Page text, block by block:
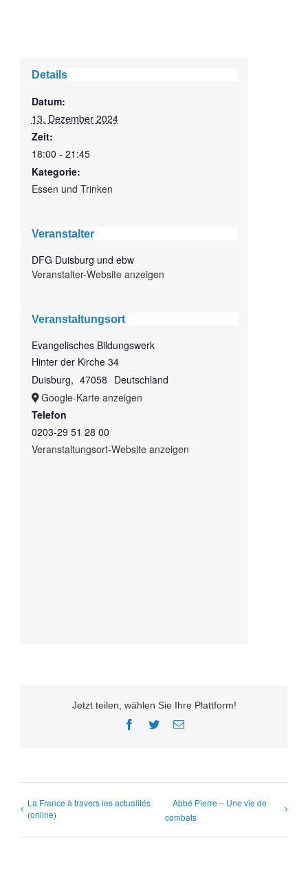
Details
Datum:
13. Dezember 2024
Zeit:
18:00 - 21:45
Kategorie:
Essen und Trinken
Veranstalter
DFG Duisburg und ebw
Veranstalter-Website anzeigen
Veranstaltungsort
Evangelisches Bildungswerk
Hinter der Kirche 34
Duisburg, 47058 Deutschland
Google-Karte anzeigen
Telefon
0203-29 51 28 00
Veranstaltungsort-Website anzeigen
Jetzt teilen, wählen Sie Ihre Plattform!
Facebook
TwitterE-
La France à travers les actualités
(online)
Abbé Pierre – Une vie de
combats